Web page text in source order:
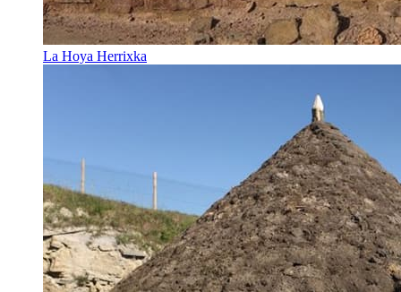
La Hoya Herrixka